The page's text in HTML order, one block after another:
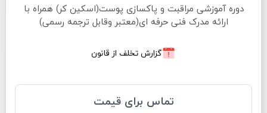
دوره آموزشی مراقبت و پاکسازی پوست(اسکین کر) همراه با
ارائه مدرک فنی حرفه ای(معتبر وقابل ترجمه رسمی)
گزارش تخلف از قانون
تماس برای قیمت